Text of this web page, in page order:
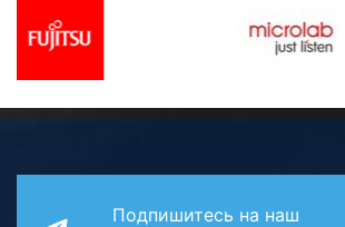
Подпишитесь на наш